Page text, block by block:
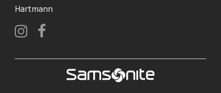
Hartmann